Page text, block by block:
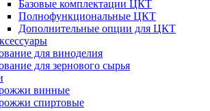
Базовые комплектации ЦКТ
Полнофункциональные ЦКТ
Дополнительные опции для ЦКТ
для виноделия
для зернового сырья
винные
спиртовые